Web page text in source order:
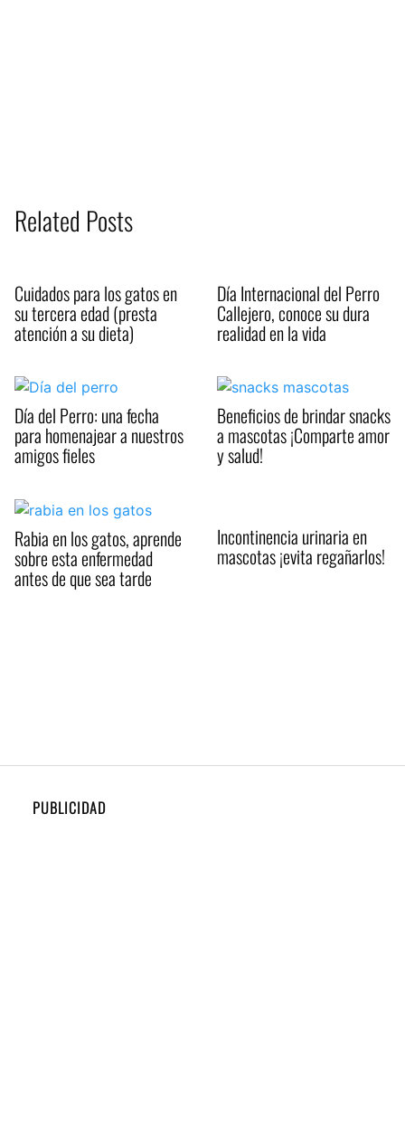
Related Posts
Cuidados para los gatos en
su tercera edad (presta
atención a su dieta)
Día Internacional del Perro
Callejero, conoce su dura
realidad en la vida
Día del Perro: una fecha
para homenajear a nuestros
amigos fieles
Beneficios de brindar snacks
a mascotas ¡Comparte amor
y salud!
Rabia en los gatos, aprende
sobre esta enfermedad
antes de que sea tarde
Incontinencia urinaria en
mascotas ¡evita regañarlos!
PUBLICIDAD